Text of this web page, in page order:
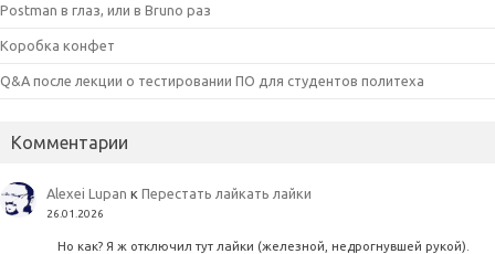
Postman в глаз, или в Bruno раз
Коробка конфет
Q&A после лекции о тестировании ПО для студентов политеха
Комментарии
Alexei Lupan кПерестать лайкать лайки
26.01.2026
Но как? Я ж отключил тут лайки (железной, недрогнувшей рукой).